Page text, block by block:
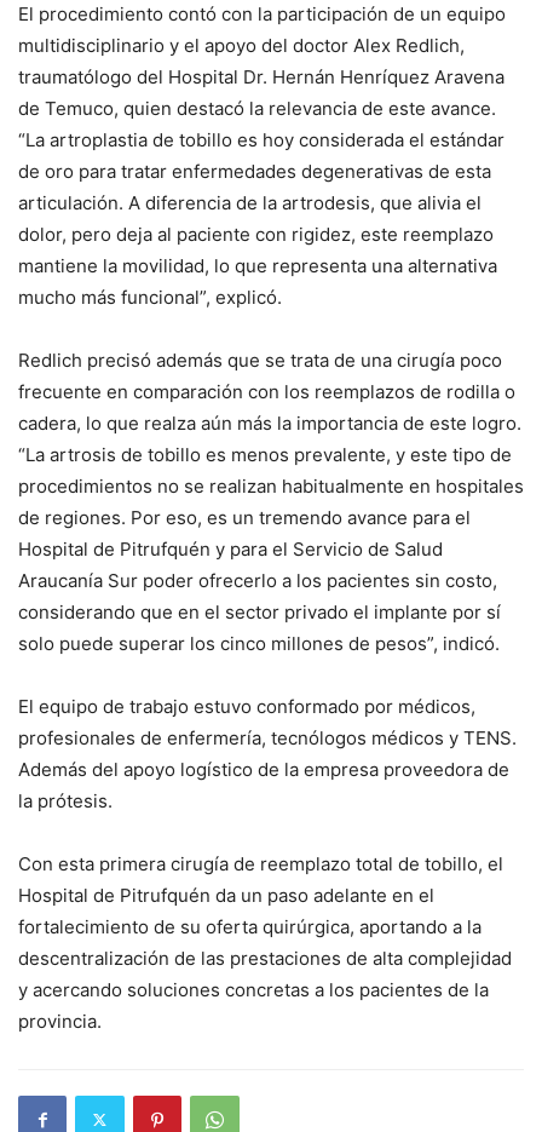
El procedimiento contó con la participación de un equipo
multidisciplinario y el apoyo del doctor Alex Redlich,
traumatólogo del Hospital Dr. Hernán Henríquez Aravena
de Temuco, quien destacó la relevancia de este avance.
“La artroplastia de tobillo es hoy considerada el estándar
de oro para tratar enfermedades degenerativas de esta
articulación. A diferencia de la artrodesis, que alivia el
dolor, pero deja al paciente con rigidez, este reemplazo
mantiene la movilidad, lo que representa una alternativa
mucho más funcional”, explicó.
Redlich precisó además que se trata de una cirugía poco
frecuente en comparación con los reemplazos de rodilla o
cadera, lo que realza aún más la importancia de este logro.
“La artrosis de tobillo es menos prevalente, y este tipo de
procedimientos no se realizan habitualmente en hospitales
de regiones. Por eso, es un tremendo avance para el
Hospital de Pitrufquén y para el Servicio de Salud
Araucanía Sur poder ofrecerlo a los pacientes sin costo,
considerando que en el sector privado el implante por sí
solo puede superar los cinco millones de pesos”, indicó.
El equipo de trabajo estuvo conformado por médicos,
profesionales de enfermería, tecnólogos médicos y TENS.
Además del apoyo logístico de la empresa proveedora de
la prótesis.
Con esta primera cirugía de reemplazo total de tobillo, el
Hospital de Pitrufquén da un paso adelante en el
fortalecimiento de su oferta quirúrgica, aportando a la
descentralización de las prestaciones de alta complejidad
y acercando soluciones concretas a los pacientes de la
provincia.